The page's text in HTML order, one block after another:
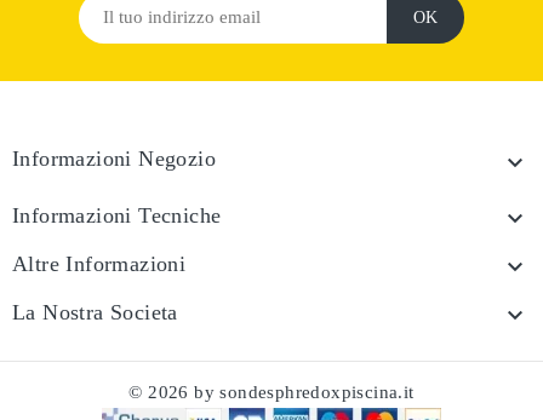
Informazioni Negozio 
Informazioni Tecniche 
Altre Informazioni 
La Nostra Societa 
© 2026 by sondesphredoxpiscina.it